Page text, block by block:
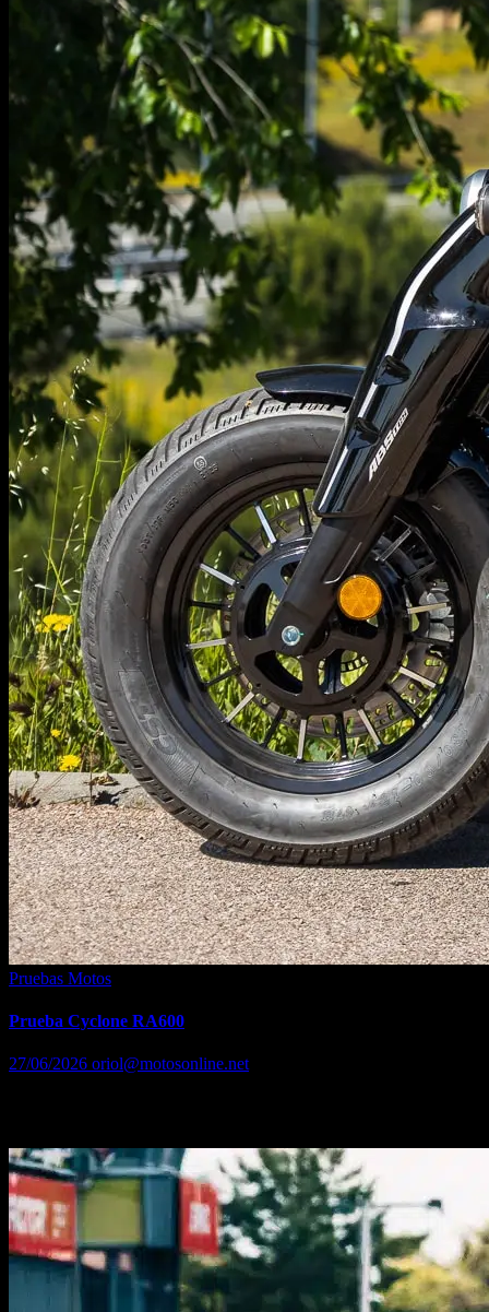
Pruebas Motos
Prueba Cyclone RA600
27/06/2026 oriol@motosonline.net